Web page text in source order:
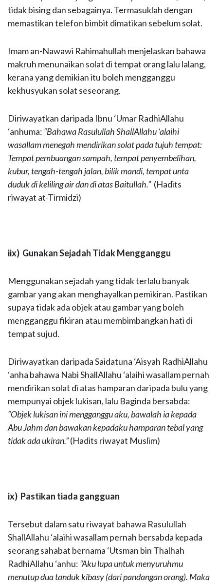
tidak bising dan sebagainya. Termasuklah dengan
memastikan telefon bimbit dimatikan sebelum solat.
Imam an-Nawawi Rahimahullah menjelaskan bahawa
makruh menunaikan solat di tempat orang lalu lalang,
kerana yang demikian itu boleh mengganggu
kekhusyukan solat seseorang.
Diriwayatkan daripada Ibnu ‘Umar RadhiAllahu
‘anhuma: “Bahawa Rasulullah ShallAllahu ‘alaihi
wasallam menegah mendirikan solat pada tujuh tempat:
Tempat pembuangan sampah, tempat penyembelihan,
kubur, tengah-tengah jalan, bilik mandi, tempat unta
duduk di keliling air dan di atas Baitullah.” (Hadits
riwayat at-Tirmidzi)
iix) Gunakan Sejadah Tidak Mengganggu
Menggunakan sejadah yang tidak terlalu banyak
gambar yang akan menghayalkan pemikiran. Pastikan
supaya tidak ada objek atau gambar yang boleh
mengganggu fikiran atau membimbangkan hati di
tempat sujud.
Diriwayatkan daripada Saidatuna ‘Aisyah RadhiAllahu
‘anha bahawa Nabi ShallAllahu ‘alaihi wasallam pernah
mendirikan solat di atas hamparan daripada bulu yang
mempunyai objek lukisan, lalu Baginda bersabda:
“Objek lukisan ini mengganggu aku, bawalah ia kepada
Abu Jahm dan bawakan kepadaku hamparan tebal yang
tidak ada ukiran.”(Hadits riwayat Muslim)
ix) Pastikan tiada gangguan
Tersebut dalam satu riwayat bahawa Rasulullah
ShallAllahu ‘alaihi wasallam pernah bersabda kepada
seorang sahabat bernama ‘Utsman bin Thalhah
RadhiAllahu ‘anhu: “Aku lupa untuk menyuruhmu
menutup dua tanduk kibasy (dari pandangan orang). Maka